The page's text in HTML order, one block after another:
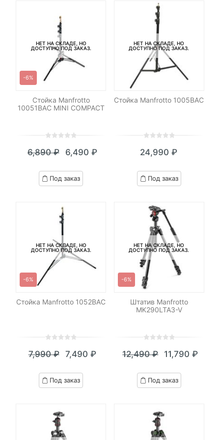
НЕТ НА СКЛАДЕ, НО
ДОСТУПНО ПОД ЗАКАЗ.
-6%
Стойка Manfrotto
10051BAC MINI COMPACT
out
based
on
6,890₽
Первоначальная
цена
составляла
6,490 ₽
Текущая
цена:
6,490 ₽.
Под заказ
НЕТ НА СКЛАДЕ, НО
ДОСТУПНО ПОД ЗАКАЗ.
Стойка Manfrotto 1005BAC
out
based
on
24,990 ₽
Под заказ
НЕТ НА СКЛАДЕ, НО
ДОСТУПНО ПОД ЗАКАЗ.
-6%
Стойка Manfrotto 1052BAC
out
based
on
7,990₽
Первоначальная
цена
составляла
7,490 ₽
Текущая
цена:
7,490 ₽.
Под заказ
НЕТ НА СКЛАДЕ, НО
ДОСТУПНО ПОД ЗАКАЗ.
-6%
Штатив Manfrotto
MK290LTA3-V
out
based
on
12,490₽
цена
составляла
11,790₽
Текущая
цена:
11,790 ₽.
Под заказ